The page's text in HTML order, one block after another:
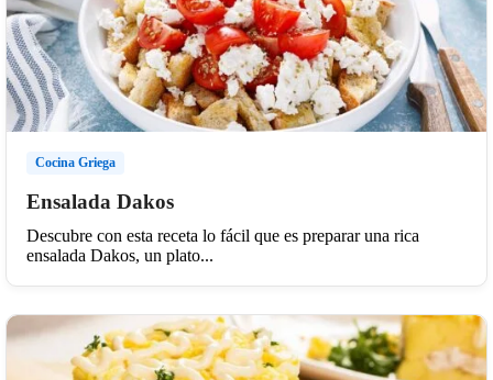
Cocina Griega
Ensalada Dakos
Descubre con esta receta lo fácil que es preparar una rica
ensalada Dakos, un plato...